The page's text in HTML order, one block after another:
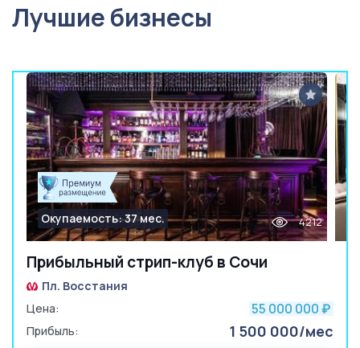
Лучшие бизнесы
Прибыльный стрип-клуб в Сочи
Окупаемость: 37 мес. 4212
Пл. Восстания
Цена:
55 000 000 ₽
Прибыль: 1 500 000/мес